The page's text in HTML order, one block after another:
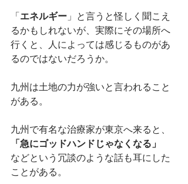
「 エネルギー 」と言うと怪しく聞こえ
るかもしれないが、実際にその場所へ
行くと、人によっては感じるものがあ
るのではないだろうか。
九州は土地の力が強いと言われること
がある。
九州で有名な治療家が東京へ来ると、
「急にゴッドハンドじゃなくなる」
などという冗談のような話も耳にした
ことがある。